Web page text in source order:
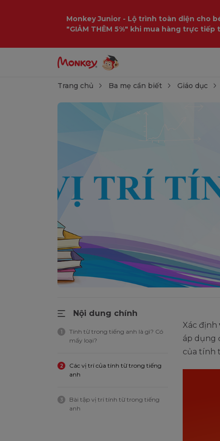
Monkey Junior - Lộ trình toàn diện cho
"GIẢM THÊM 5%" khi mua hàng trực
Trang chủ Ba mẹ cần biết Giáo dục
Nội dung chính
1
Tính từ trong tiếng anh là gì? Có
mấy loại?
2
Các vị trí của tính từ trong tiếng
anh
3
Bài tập vị trí tính từ trong tiếng
anh
Xác định
áp dụng
của tính